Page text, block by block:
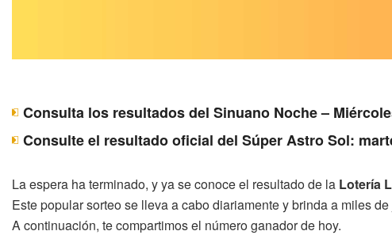
Consulta los resultados del Sinuano Noche –
Consulte el resultado oficial del Súper Astro Sol:
La espera ha terminado, y ya se conoce el resultado de la Lotería
Este popular sorteo se lleva a cabo diariamente y brinda a miles
A continuación, te compartimos el número ganador de hoy.